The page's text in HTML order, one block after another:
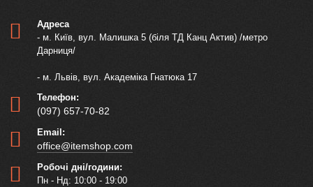
Адреса
- м. Київ, вул. Малишка 5 (біля ТД Канц Актив) /метро
Дарниця/
- м. Львів, вул. Академіка Гнатюка 17
Телефон:
(097) 657-70-82
Email:
office@itemshop.com
Робочі дні/години:
Пн - Нд: 10:00 - 19:00